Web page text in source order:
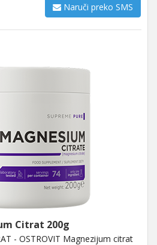
Naruči preko SMS
Citrat 200g
- OSTROVIT Magnezijum citrat